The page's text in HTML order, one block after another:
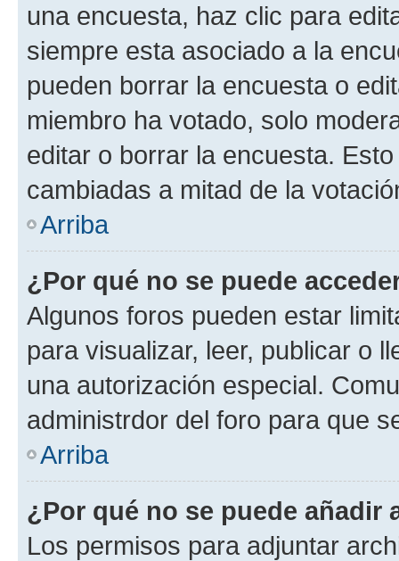
una encuesta, haz clic para
siempre esta asociado a la
pueden borrar la encuesta o
miembro ha votado, solo
editar o borrar la encuesta.
cambiadas a mitad de la
Arriba
¿Por qué no se puede
Algunos foros pueden estar
para visualizar, leer, publicar o
una autorización especial.
administrdor del foro para que
Arriba
¿Por qué no se puede añadir
Los permisos para adjuntar